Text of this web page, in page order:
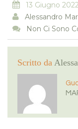
13 Giugno
Alessandro
Non Ci Sono
Scritto da